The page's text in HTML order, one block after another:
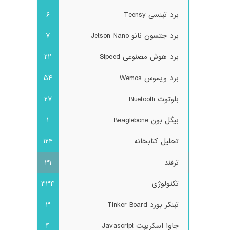
برد تینسی Teensy
6
برد جتسون نانو Jetson Nano
7
برد هوش مصنوعی Sipeed
22
برد ویموس Wemos
54
بلوتوث Bluetooth
27
بیگل بون Beaglebone
1
تحلیل کتابخانه
124
ترفند
31
تکنولوژی
334
تینکر بورد Tinker Board
3
جاوا اسکریپت Javascript
4